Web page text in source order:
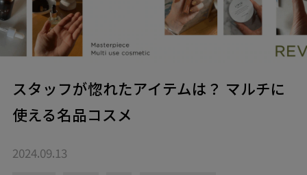
スタッフが惚れたアイテムは？ マルチに
使える名品コスメ
2024.09.13